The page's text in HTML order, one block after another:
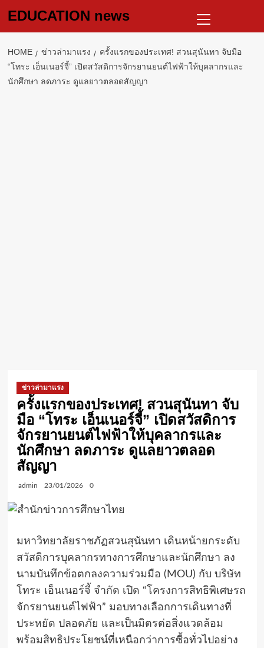
EDUCATION news
Menu
HOME ข่าวล่ามาแรง
ครั้งแรกของประเทศ! สวนสุนันทา จับมือ
“โทระ เอ็นเนอร์จี้” เปิดสวัสดิการจักรยานยนต์ไฟฟ้าให้บุคลากรและ
นักศึกษา ลดภาระ ดูแลยาวตลอดสัญญา
ข่าวล่ามาแรง
ครั้งแรกของประเทศ! สวนสุนันทา จับ
มือ “โทระ เอ็นเนอร์จี้” เปิดสวัสดิการ
จักรยานยนต์ไฟฟ้าให้บุคลากรและ
นักศึกษา ลดภาระ ดูแลยาวตลอด
สัญญา
admin 23/01/2026 0
มหาวิทยาลัยราชภัฏสวนสุนันทา เดินหน้ายกระดับ
สวัสดิการบุคลากรทางการศึกษาและนักศึกษา ลง
นามบันทึกข้อตกลงความร่วมมือ (MOU) กับ บริษัท
โทระ เอ็นเนอร์จี้ จำกัด เปิด “โครงการสิทธิพิเศษรถ
จักรยานยนต์ไฟฟ้า” มอบทางเลือกการเดินทางที่
ประหยัด ปลอดภัย และเป็นมิตรต่อสิ่งแวดล้อม
พร้อมสิทธิประโยชน์ที่เหนือกว่าการซื้อทั่วไปอย่าง